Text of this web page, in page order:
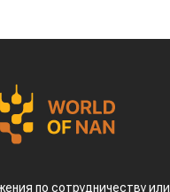
по сотрудничеству или